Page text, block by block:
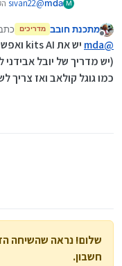
M
mda
@
sivan22
וק"ו אידיש
אפשרי בכל
מנותק
מתכנת חובב מדריכים
@
mda
(יש מדריך של יובל
כמו גוגל קולאב ואז צריך
שלום! נראה שהשיחה
חשבון.